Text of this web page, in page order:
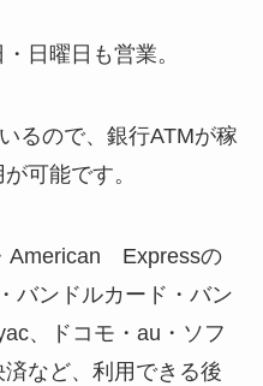
日曜日も営業。
るので、銀行ATMが稼
可能です。
American Expressの
バンドルカード・バン
、ドコモ・au・ソフ
済など、利用できる後